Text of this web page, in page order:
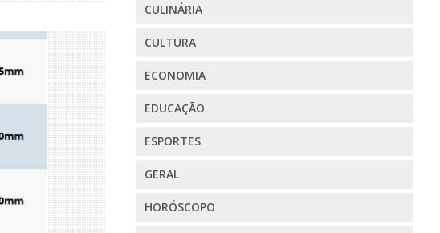
CULINÁRIA
CULTURA
ECONOMIA
EDUCAÇÃO
ESPORTES
GERAL
HORÓSCOPO